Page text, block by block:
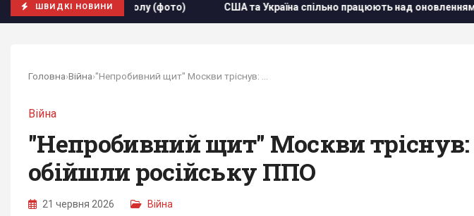
ШВИДКІ НОВИНИ
з футболу (фото) США та Україна спільно працюють над оновленням ракет для
Головна›Війна›
Війна
"Непробивний щит" Москви тріснув:
обійшли російську ППО
21 червня 2026 Війна